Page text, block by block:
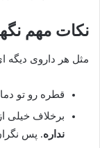
نکات مهم
مثل هر داروی دیگه
قطره رو تو
برخلاف خیلی
نداره. پس